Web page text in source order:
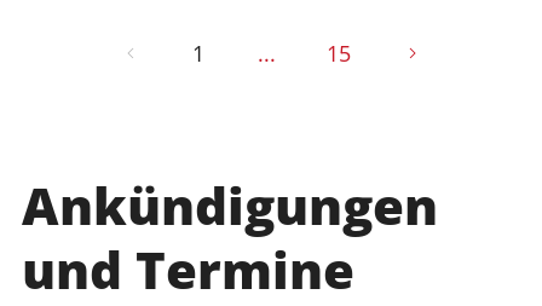
1 ... 15
Ankündigungen
und Termine